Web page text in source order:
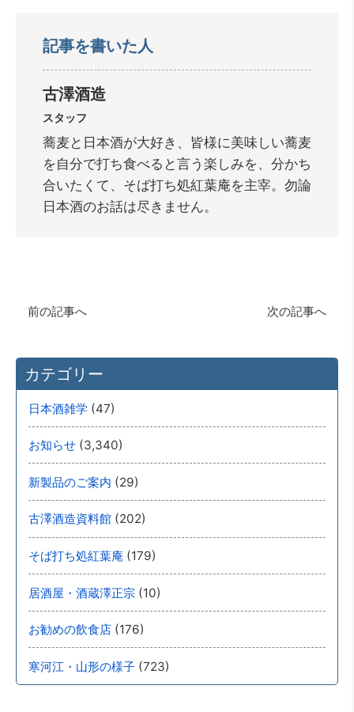
記事を書いた人
古澤酒造
スタッフ
蕎麦と日本酒が大好き、皆様に美味しい蕎麦
を自分で打ち食べると言う楽しみを、分かち
合いたくて、そば打ち処紅葉庵を主宰。勿論
日本酒のお話は尽きません。
前の記事へ 次の記事へ
カテゴリー
日本酒雑学 (47)
お知らせ (3,340)
新製品のご案内 (29)
古澤酒造資料館 (202)
そば打ち処紅葉庵 (179)
居酒屋・酒蔵澤正宗 (10)
お勧めの飲食店 (176)
寒河江・山形の様子 (723)